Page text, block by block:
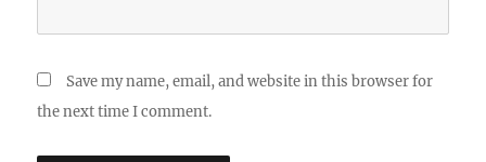
Save my name, email, and website in this browser for
the next time I comment.